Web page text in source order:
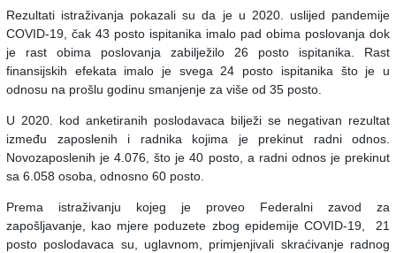
Rezultati istraživanja pokazali su da je u 2020. uslijed pandemije
COVID-19, čak 43 posto ispitanika imalo pad obima poslovanja dok
je rast obima poslovanja zabilježilo 26 posto ispitanika. Rast
finansijskih efekata imalo je svega 24 posto ispitanika što je u
odnosu na prošlu godinu smanjenje za više od 35 posto.
U 2020. kod anketiranih poslodavaca bilježi se negativan rezultat
između zaposlenih i radnika kojima je prekinut radni odnos.
Novozaposlenih je 4.076, što je 40 posto, a radni odnos je prekinut
sa 6.058 osoba, odnosno 60 posto.
Prema istraživanju kojeg je proveo Federalni zavod za
zapošljavanje, kao mjere poduzete zbog epidemije COVID-19, 21
posto poslodavaca su, uglavnom, primjenjivali skraćivanje radnog